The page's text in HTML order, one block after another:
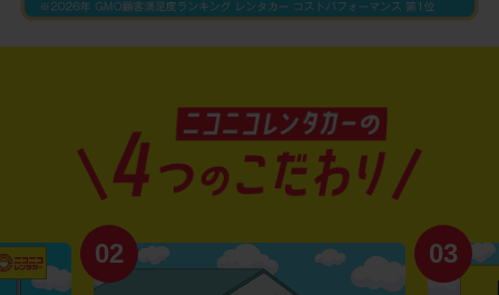
02 03